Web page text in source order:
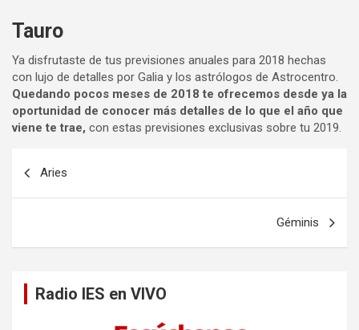
Tauro
Ya disfrutaste de tus previsiones anuales para 2018 hechas
con lujo de detalles por Galia y los astrólogos de Astrocentro.
Quedando pocos meses de 2018 te ofrecemos desde ya la
oportunidad de conocer más detalles de lo que el año que
viene te trae, con estas previsiones exclusivas sobre tu 2019.
Aries
Géminis
Radio IES en VIVO